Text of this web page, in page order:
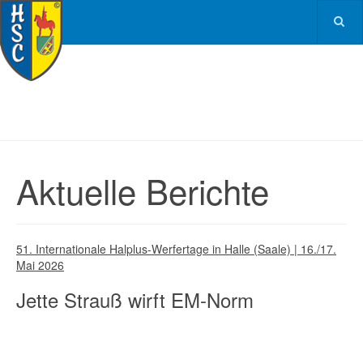
Aktuelle Berichte
51. Internationale Halplus-Werfertage in Halle (Saale) | 16./17.
Mai 2026
Jette Strauß wirft EM-Norm